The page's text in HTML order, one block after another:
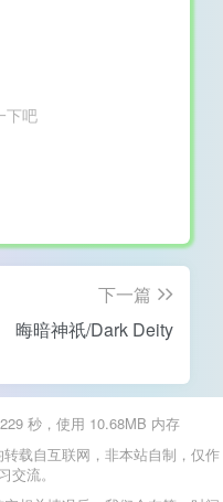
下吧
下一篇
晦暗神祇/Dark Deity
秒，使用 10.68MB 内存
载自互联网，非本站自制，仅作
交流。